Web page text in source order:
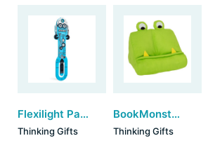
Flexilight Pals Robot - Blue
Thinking Gifts
BookMonster - Green
Thinking Gifts